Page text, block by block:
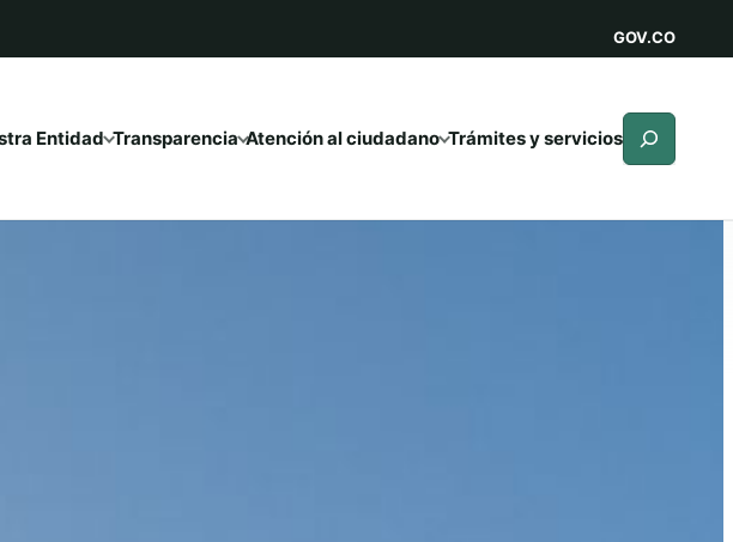
GOV.CO
Entidad Transparencia Atención al ciudadano Trámites y servicios Buscar